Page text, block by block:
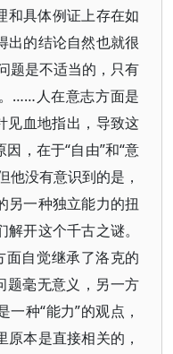
和具体例证上存在如
出的结论自然也就很
题是不适当的，只有
……人在意志方面是
血地指出，导致这
，在于“自由”和“意
他没有意识到的是，
另一种独立能力的扭
开这个千古之谜。
自觉继承了洛克的
题毫无意义，另一方
种“能力”的观点，
本是直接相关的，